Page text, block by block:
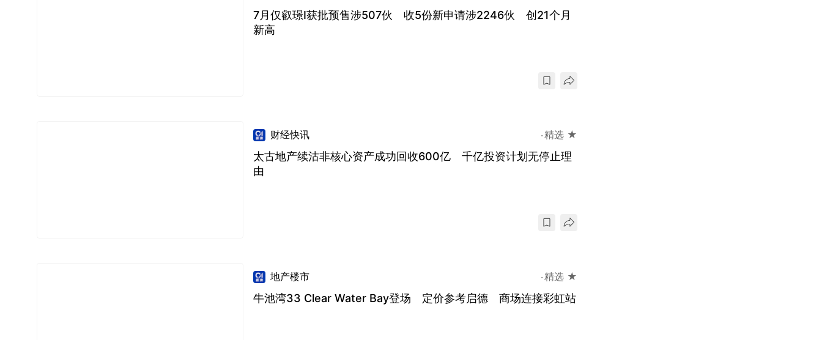
7月仅叡璟I获批预售涉507伙 收5份新申请涉2246伙 创21个月
新高
财经快讯 精选 ★
太古地产续沽非核心资产成功回收600亿 千亿投资计划无停止理
由
地产楼市 精选 ★
牛池湾33 Clear Water Bay登场 定价参考启德 商场连接彩虹站